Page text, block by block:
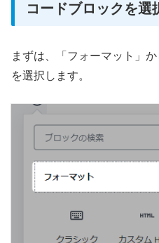
コードブロックを選
まずは、「フォーマット」
を選択します。